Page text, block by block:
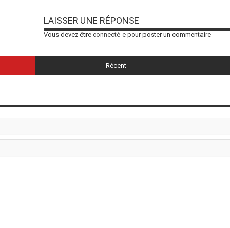
LAISSER UNE RÉPONSE
Vous devez être connecté-epour poster un commentaire
Récent